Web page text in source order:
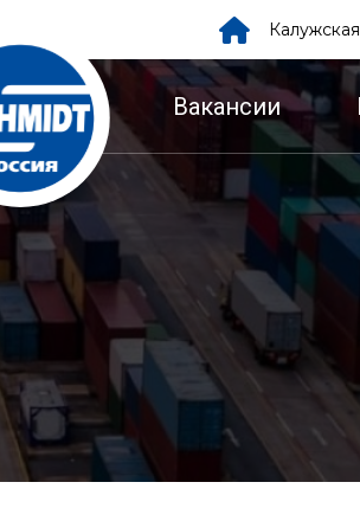
Вакансии